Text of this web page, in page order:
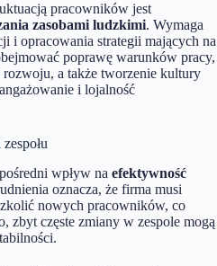
pracowników jest
zasobami ludzkimi. Wymaga
i opracowania strategii mających na
poprawę warunków pracy,
a także tworzenie kultury
i lojalność
wpływ na efektywność
oznacza, że firma musi
nowych pracowników, co
zbyt częste zmiany w zespole mogą